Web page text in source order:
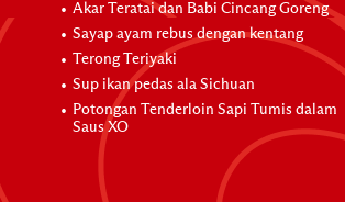
Akar Teratai dan Babi Cincang Goreng
Sayap ayam rebus dengan kentang
Terong Teriyaki
Sup ikan pedas ala Sichuan
Potongan Tenderloin Sapi Tumis dalam
Saus XO